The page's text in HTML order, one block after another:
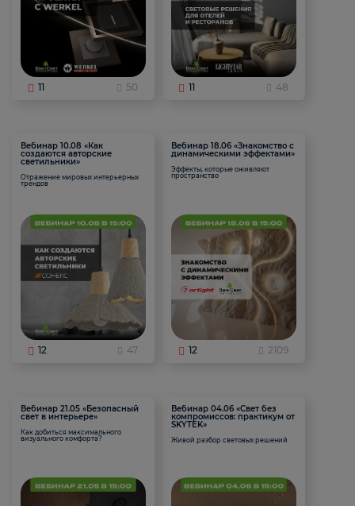
11 50 11 48
Вебинар 10.08 «Как
создаются авторские
светильники»
Отражение мировых интерьерных
трендов
12 47
Вебинар 18.06 «Знакомство с
динамическими эффектами»
Эффекты, которые оживляют
пространство
12 2109
Вебинар 21.05 «Безопасный
свет в интерьере»
Как добиться максимального
визуального комфорта?
Вебинар 04.06 «Свет без
компромиссов: практикум от
SKYTEK»
Живой разбор световых решений